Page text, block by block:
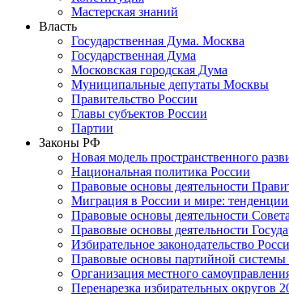
Мастерская знаний
Власть
Государственная Дума. Москва
Государственная Дума
Московская городская Дума
Муниципальные депутаты Москвы
Правительство России
Главы субъектов России
Партии
Законы РФ
Новая модель пространственного
Национальная политика России
Правовые основы деятельности
Миграция в России и мире: тенденции
Правовые основы деятельности
Правовые основы деятельности
Избирательное законодательство
Правовые основы партийной системы
Организация местного
Перенарезка избирательных округов